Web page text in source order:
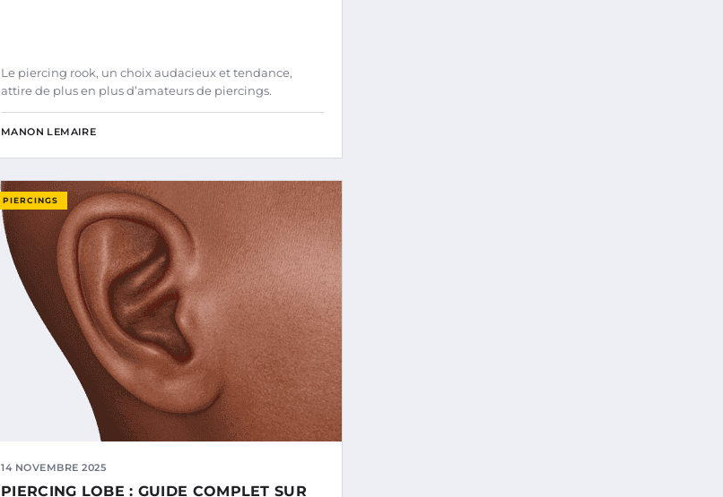
Le piercing rook, un choix audacieux et tendance,
attire de plus en plus d’amateurs de piercings.
MANON LEMAIRE
PIERCINGS
14 NOVEMBRE 2025
PIERCING LOBE : GUIDE COMPLET SUR